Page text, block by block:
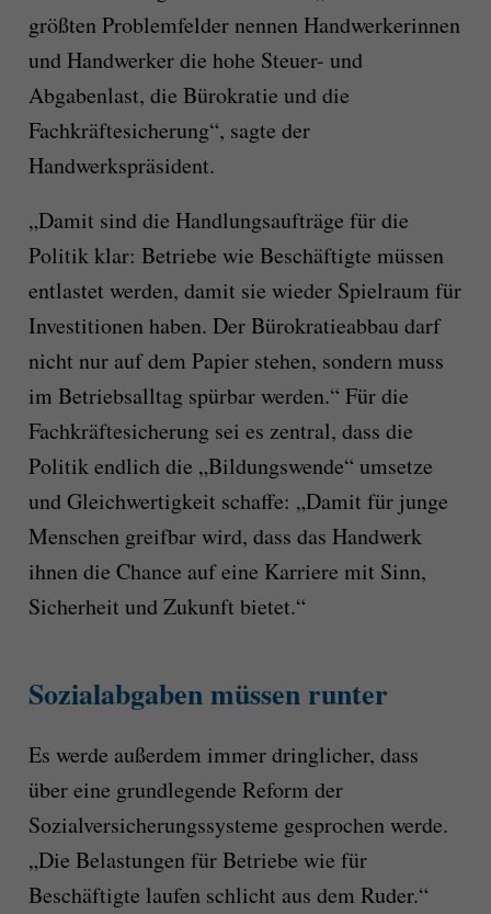
größten Problemfelder nennen Handwerkerinnen
und Handwerker die hohe Steuer- und
Abgabenlast, die Bürokratie und die
Fachkräftesicherung“, sagte der
Handwerkspräsident.
„Damit sind die Handlungsaufträge für die
Politik klar: Betriebe wie Beschäftigte müssen
entlastet werden, damit sie wieder Spielraum für
Investitionen haben. Der Bürokratieabbau darf
nicht nur auf dem Papier stehen, sondern muss
im Betriebsalltag spürbar werden.“ Für die
Fachkräftesicherung sei es zentral, dass die
Politik endlich die „Bildungswende“ umsetze
und Gleichwertigkeit schaffe: „Damit für junge
Menschen greifbar wird, dass das Handwerk
ihnen die Chance auf eine Karriere mit Sinn,
Sicherheit und Zukunft bietet.“
Sozialabgaben müssen runter
Es werde außerdem immer dringlicher, dass
über eine grundlegende Reform der
Sozialversicherungssysteme gesprochen werde.
„Die Belastungen für Betriebe wie für
Beschäftigte laufen schlicht aus dem Ruder.“